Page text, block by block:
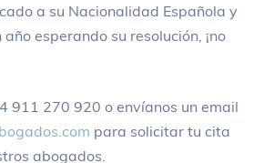
a su Nacionalidad Española y
esperando su resolución, ¡no
911 270 920 o envíanos un email
para solicitar tu cita
abogados.